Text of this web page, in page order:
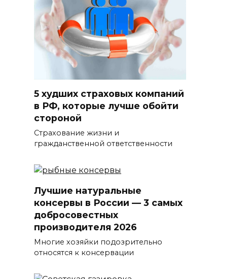
5 худших страховых компаний
в РФ, которые лучше обойти
стороной
Страхование жизни и
гражданственной ответственности
Лучшие натуральные
консервы в России — 3 самых
добросовестных
производителя 2026
Многие хозяйки подозрительно
относятся к консервации